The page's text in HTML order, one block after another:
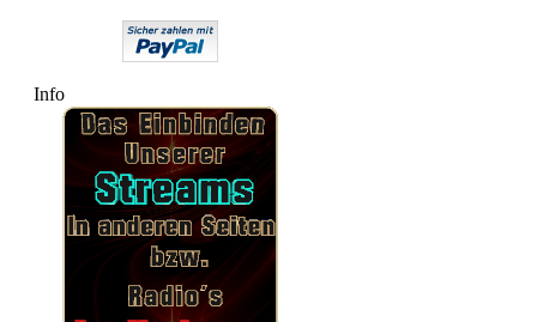
Info